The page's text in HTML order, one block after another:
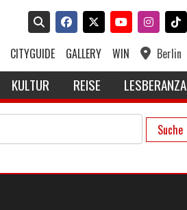
CITYGUIDE GALLERY WIN Berlin
KULTUR REISE LESBERANZA